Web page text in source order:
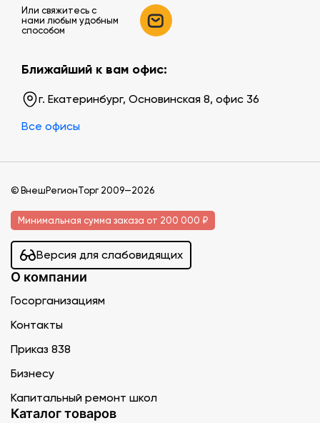
Или свяжитесь c
нами любым удобным
способом
Ближайший к вам офис:
г. Екатеринбург, Основинская 8, офис 36
Все офисы
© ВнешРегионТорг 2009—2026
Минимальная сумма заказа от 200 000 ₽
Версия для слабовидящих
О компании
Госорганизациям
Контакты
Приказ 838
Бизнесу
Капитальный ремонт школ
Каталог товаров